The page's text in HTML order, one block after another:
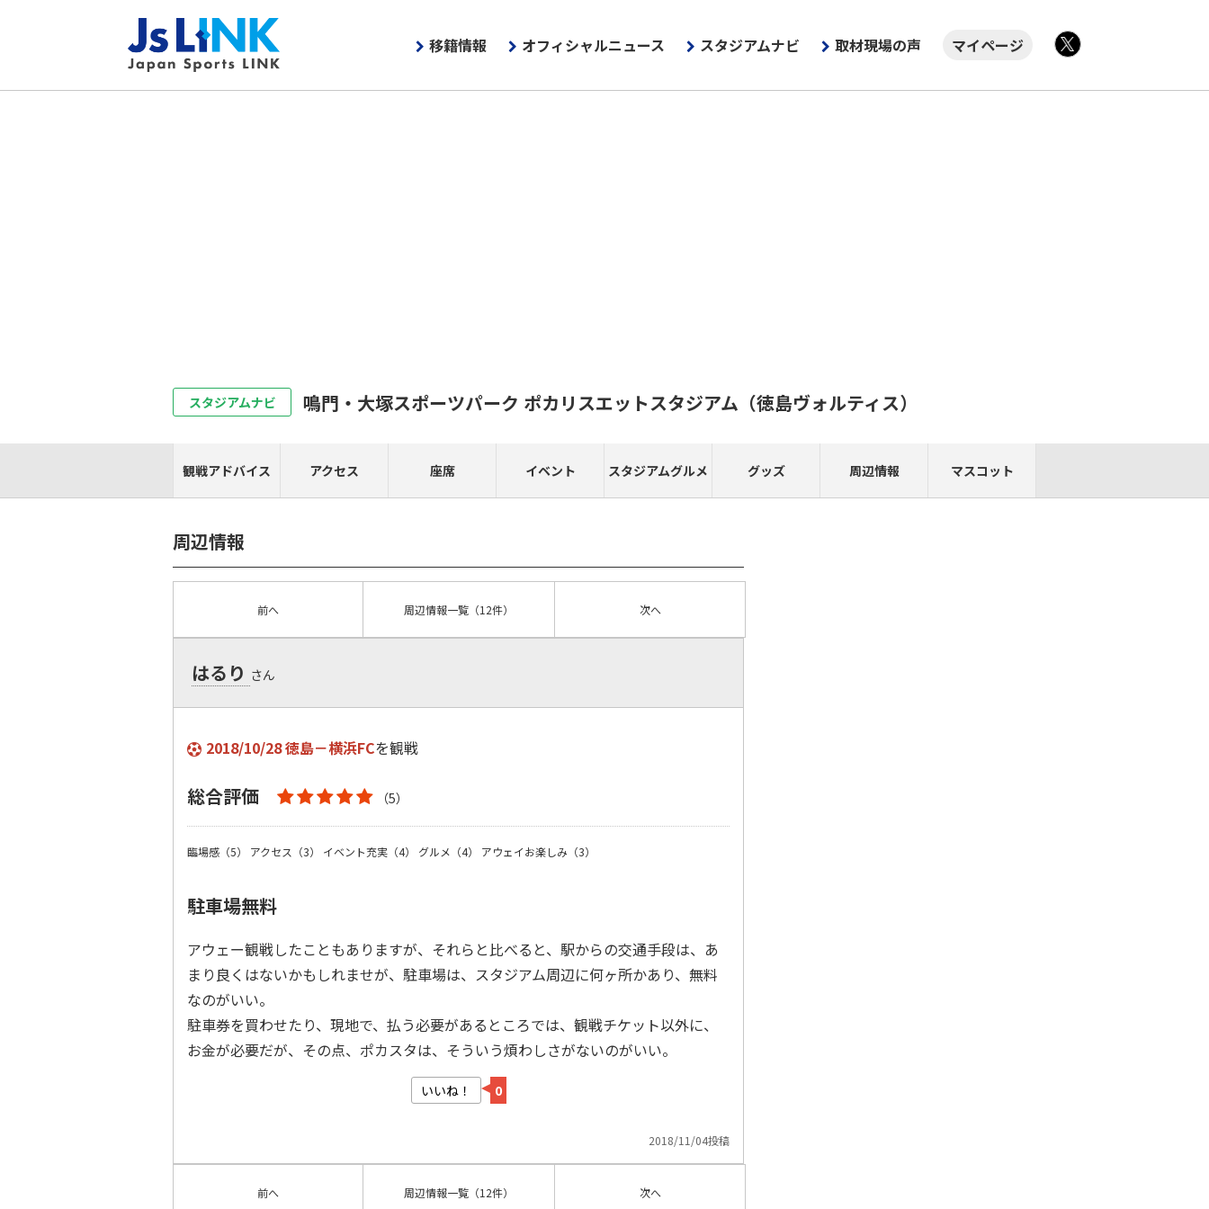
移籍情報 オフィシャルニュース スタジアムナビ 取材現場の声
マイページ
スタジアムナビ 鳴門・大塚スポーツパーク ポカリスエットスタジアム （徳島ヴォルティス）
観戦アドバイス アクセス 座席 イベント スタジアムグルメ グッズ 周辺情報 マスコット
周辺情報
前へ 周辺情報一覧 （12件） 次へ
はるり さん
2018/10/28 徳島－横浜FCを観戦
総合評価 （5）
臨場感（5） アクセス（3） イベント充実（4） グルメ（4） アウェイお楽しみ（3）
駐車場無料
アウェー観戦したこともありますが、それらと比べると、駅からの交通手段は、あ
まり良くはないかもしれませが、駐車場は、スタジアム周辺に何ヶ所かあり、無料
なのがいい。
駐車券を買わせたり、現地で、払う必要があるところでは、観戦チケット以外に、
お金が必要だが、その点、ポカスタは、そういう煩わしさがないのがいい。
いいね！ 0
2018/11/04投稿
前へ 周辺情報一覧 （12件） 次へ